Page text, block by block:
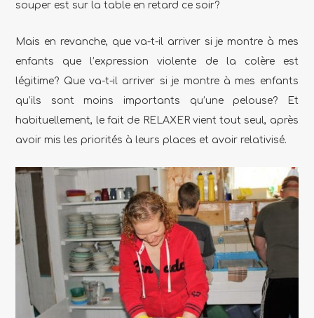
souper est sur la table en retard ce soir?
Mais en revanche, que va-t-il arriver si je montre à mes
enfants que l’expression violente de la colère est
légitime? Que va-t-il arriver si je montre à mes enfants
qu’ils sont moins importants qu’une pelouse? Et
habituellement, le fait de RELAXER vient tout seul, après
avoir mis les priorités à leurs places et avoir relativisé.